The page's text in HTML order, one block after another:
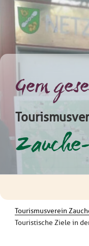
Inhalt
springen
Gern
Tourismusverein
Touristische Ziele in